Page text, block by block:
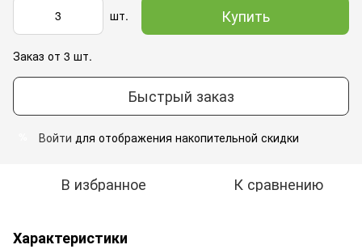
шт. Купить
Заказ от 3 шт.
Быстрый заказ
Войти для отображения накопительной скидки
В избранное К сравнению
Характеристики